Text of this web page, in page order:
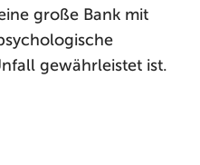
große Bank mit
gewährleistet ist.